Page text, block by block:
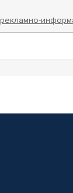
рекламно-